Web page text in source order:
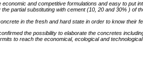
economic and competitive formulations and easy to put
partial substituting with cement (10, 20 and 30% ) of
in the fresh and hard state in order to know their
the possibility to elaborate the concretes
to reach the economical, ecological and technological